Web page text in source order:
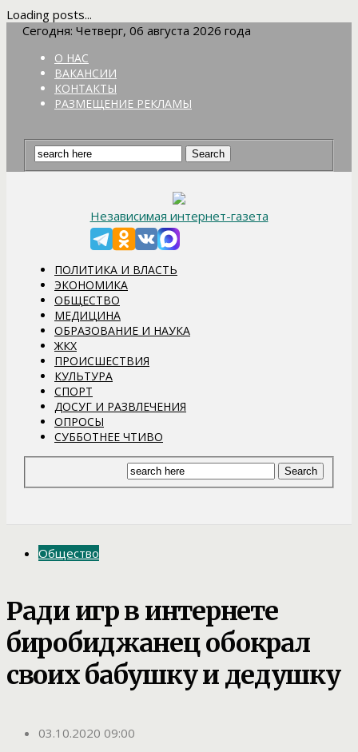
Loading posts...
Сегодня: Четверг, 06 августа 2026 года
О НАС
ВАКАНСИИ
КОНТАКТЫ
РАЗМЕЩЕНИЕ РЕКЛАМЫ
Независимая интернет-газета
ПОЛИТИКА И ВЛАСТЬ
ЭКОНОМИКА
ОБЩЕСТВО
МЕДИЦИНА
ОБРАЗОВАНИЕ И НАУКА
ЖКХ
ПРОИСШЕСТВИЯ
КУЛЬТУРА
СПОРТ
ДОСУГ И РАЗВЛЕЧЕНИЯ
ОПРОСЫ
СУББОТНЕЕ ЧТИВО
Общество
Ради игр в интернете
биробиджанец обокрал
своих бабушку и дедушку
03.10.2020 09:00